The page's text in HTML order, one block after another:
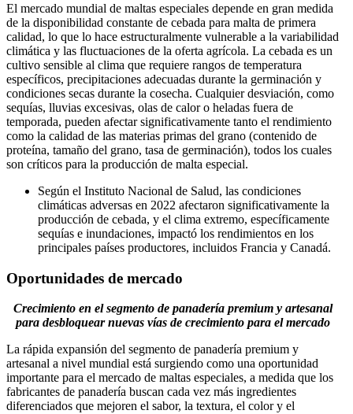
El mercado mundial de maltas especiales depende en gran medida
de la disponibilidad constante de cebada para malta de primera
calidad, lo que lo hace estructuralmente vulnerable a la variabilidad
climática y las fluctuaciones de la oferta agrícola. La cebada es un
cultivo sensible al clima que requiere rangos de temperatura
específicos, precipitaciones adecuadas durante la germinación y
condiciones secas durante la cosecha. Cualquier desviación, como
sequías, lluvias excesivas, olas de calor o heladas fuera de
temporada, pueden afectar significativamente tanto el rendimiento
como la calidad de las materias primas del grano (contenido de
proteína, tamaño del grano, tasa de germinación), todos los cuales
son críticos para la producción de malta especial.
Según el Instituto Nacional de Salud, las condiciones
climáticas adversas en 2022 afectaron significativamente la
producción de cebada, y el clima extremo, específicamente
sequías e inundaciones, impactó los rendimientos en los
principales países productores, incluidos Francia y Canadá.
Oportunidades de mercado
Crecimiento en el segmento de panadería premium y artesanal
para desbloquear nuevas vías de crecimiento para el mercado
La rápida expansión del segmento de panadería premium y
artesanal a nivel mundial está surgiendo como una oportunidad
importante para el mercado de maltas especiales, a medida que los
fabricantes de panadería buscan cada vez más ingredientes
diferenciados que mejoren el sabor, la textura, el color y el